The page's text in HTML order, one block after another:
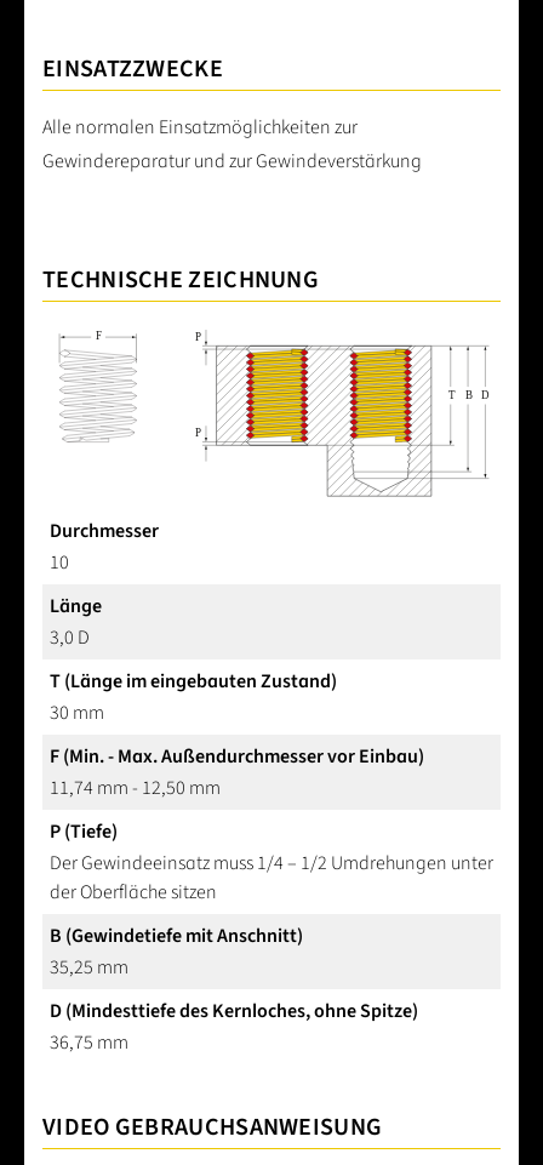
EINSATZZWECKE
Alle normalen Einsatzmöglichkeiten zur
Gewindereparatur und zur Gewindeverstärkung
TECHNISCHE ZEICHNUNG
Durchmesser
10
Länge
3,0 D
T (Länge im eingebauten Zustand)
30 mm
F (Min. - Max. Außendurchmesser vor Einbau)
11,74 mm - 12,50 mm
P (Tiefe)
Der Gewindeeinsatz muss 1/4 – 1/2 Umdrehungen unter
der Oberfläche sitzen
B (Gewindetiefe mit Anschnitt)
35,25 mm
D (Mindesttiefe des Kernloches, ohne Spitze)
36,75 mm
VIDEO GEBRAUCHSANWEISUNG